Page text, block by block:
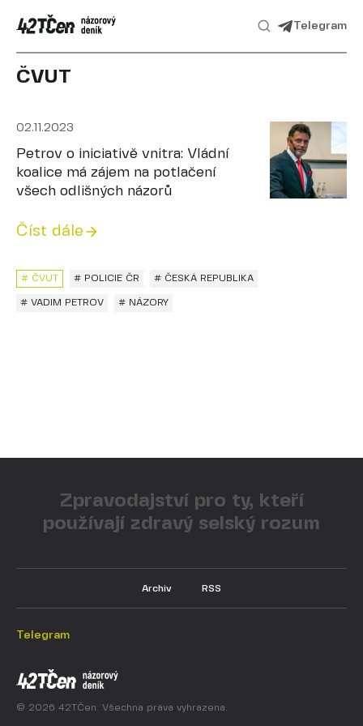
Telegram
ČVUT
02.11.2023
Petrov o iniciativě vnitra: Vládní
koalice má zájem na potlačení
všech odlišných názorů
Číst dále
# POLICIE ČR # ČESKÁ REPUBLIKA
# VADIM PETROV # NÁZORY
# ČVUT
Zpravodajství pro ty, kteří
používají zdravý selský rozum
Archiv RSS
© 2026 42TČen. Všechna práva vyhrazena.
Telegram